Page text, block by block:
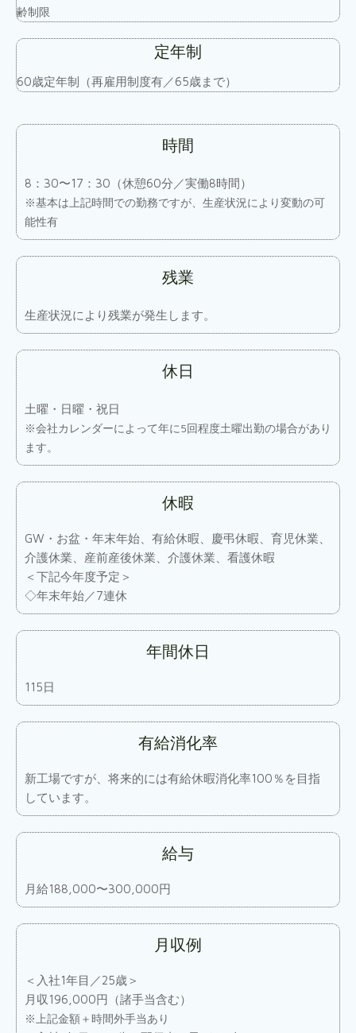
齢制限
定年制
60歳定年制（再雇用制度有／65歳まで）
時間
8：30〜17：30（休憩60分／実働8時間）
※基本は上記時間での勤務ですが、生産状況により変動の可
能性有
残業
生産状況により残業が発生します。
休日
土曜・日曜・祝日
※会社カレンダーによって年に5回程度土曜出勤の場合があり
ます。
休暇
GW・お盆・年末年始、有給休暇、慶弔休暇、育児休業、
介護休業、産前産後休業、介護休業、看護休暇
＜下記今年度予定＞
◇年末年始／7連休
年間休日
115日
有給消化率
新工場ですが、将来的には有給休暇消化率100％を目指
しています。
給与
月給188,000〜300,000円
月収例
＜入社1年目／25歳＞
月収196,000円（諸手当含む）
※上記金額＋時間外手当あり